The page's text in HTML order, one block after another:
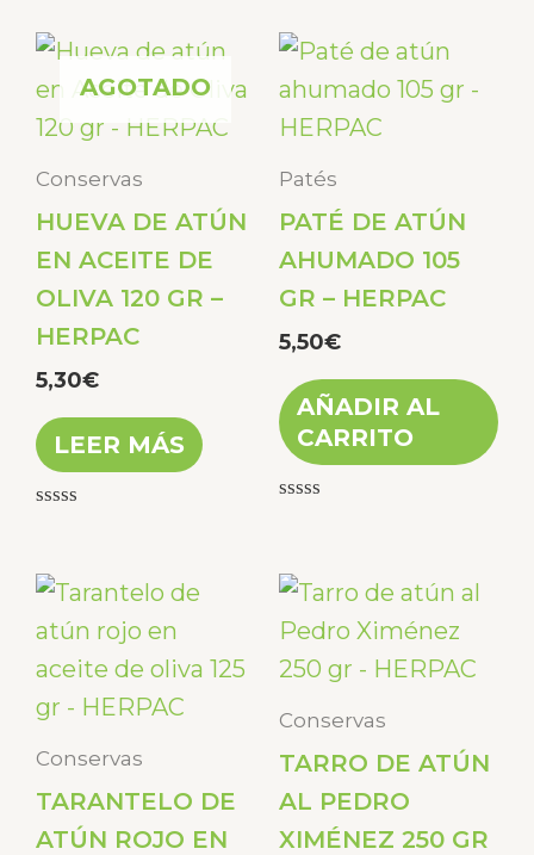
AGOTADO
Conservas
HUEVA DE ATÚN
EN ACEITE DE
OLIVA 120 GR –
HERPAC
5,30€
LEER MÁS
de
Patés
PATÉ DE ATÚN
AHUMADO 105
GR – HERPAC
5,50€
AÑADIR AL
CARRITO
de
5
Conservas
TARANTELO DE
ATÚN ROJO EN
Conservas
TARRO DE ATÚN
AL PEDRO
XIMÉNEZ 250 GR